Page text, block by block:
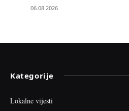
06.08.2026
Kategorije
Lokalne vijesti